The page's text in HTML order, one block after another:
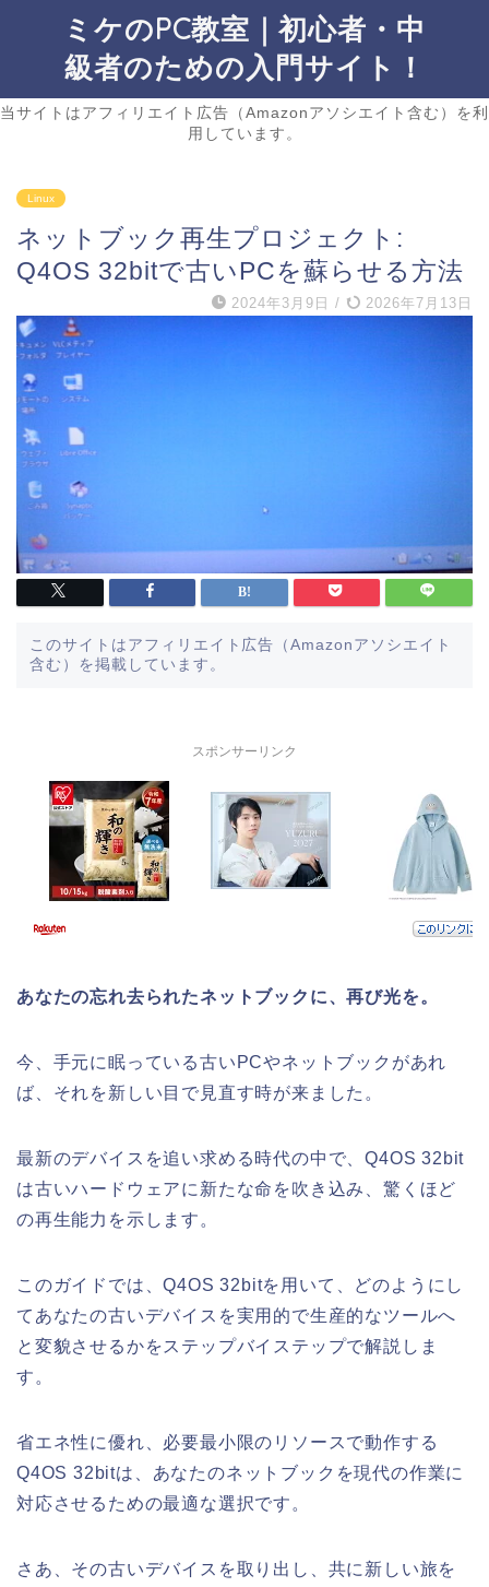
ミケのPC教室｜初心者・中
級者のための入門サイト！
当サイトはアフィリエイト広告（Amazonアソシエイト含む）を利
用しています。
Linux
ネットブック再生プロジェクト:
Q4OS 32bitで古いPCを蘇らせる方法
2024年3月9日 / 2026年7月13日
このサイトはアフィリエイト広告（Amazonアソシエイト
含む）を掲載しています。
スポンサーリンク
あなたの忘れ去られたネットブックに、再び光を。
今、手元に眠っている古いPCやネットブックがあれ
ば、それを新しい目で見直す時が来ました。
最新のデバイスを追い求める時代の中で、Q4OS 32bit
は古いハードウェアに新たな命を吹き込み、驚くほど
の再生能力を示します。
このガイドでは、Q4OS 32bitを用いて、どのようにし
てあなたの古いデバイスを実用的で生産的なツールへ
と変貌させるかをステップバイステップで解説しま
す。
省エネ性に優れ、必要最小限のリソースで動作する
Q4OS 32bitは、あなたのネットブックを現代の作業に
対応させるための最適な選択です。
さあ、その古いデバイスを取り出し、共に新しい旅を